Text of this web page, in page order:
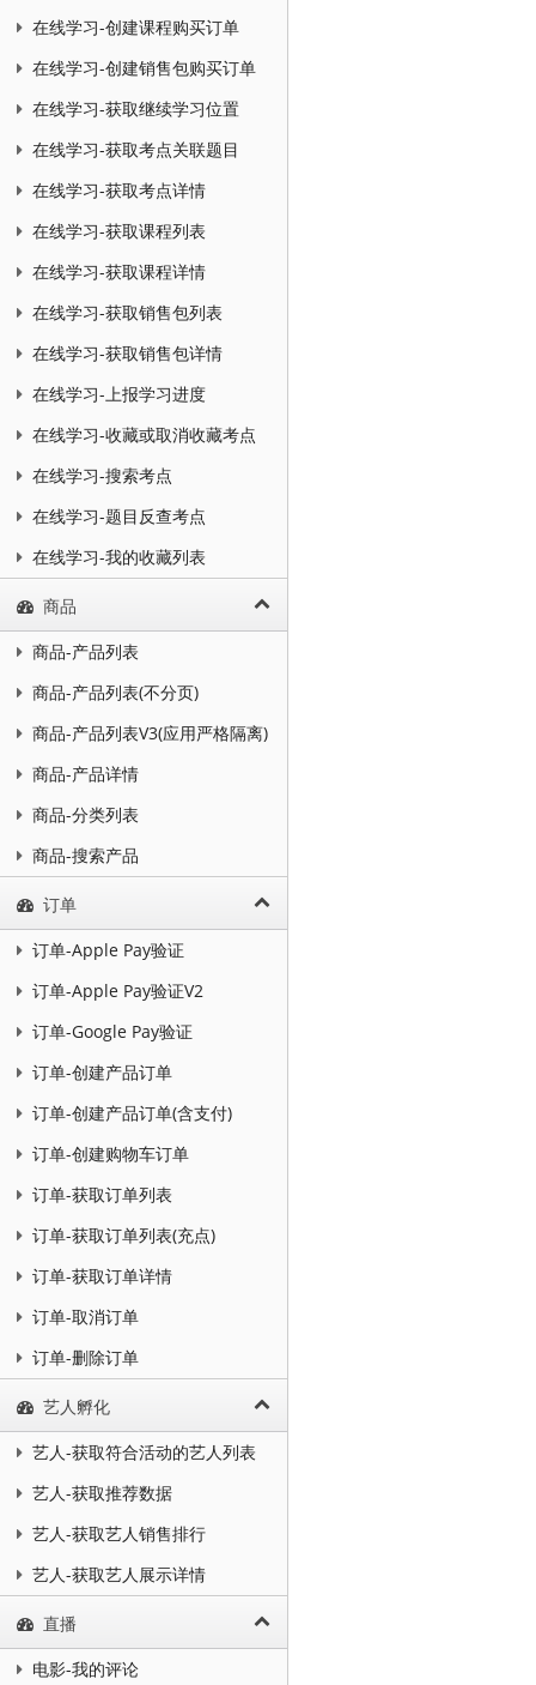
在线学习-创建课程购买订单
在线学习-创建销售包购买订单
在线学习-获取继续学习位置
在线学习-获取考点关联题目
在线学习-获取考点详情
在线学习-获取课程列表
在线学习-获取课程详情
在线学习-获取销售包列表
在线学习-获取销售包详情
在线学习-上报学习进度
在线学习-收藏或取消收藏考点
在线学习-搜索考点
在线学习-题目反查考点
在线学习-我的收藏列表
商品
商品-产品列表
商品-产品列表(不分页)
商品-产品列表V3(应用严格隔离)
商品-产品详情
商品-分类列表
商品-搜索产品
订单
订单-Apple Pay验证
订单-Apple Pay验证V2
订单-Google Pay验证
订单-创建产品订单
订单-创建产品订单(含支付)
订单-创建购物车订单
订单-获取订单列表
订单-获取订单列表(充点)
订单-获取订单详情
订单-取消订单
订单-删除订单
艺人孵化
艺人-获取符合活动的艺人列表
艺人-获取推荐数据
艺人-获取艺人销售排行
艺人-获取艺人展示详情
直播
电影-我的评论